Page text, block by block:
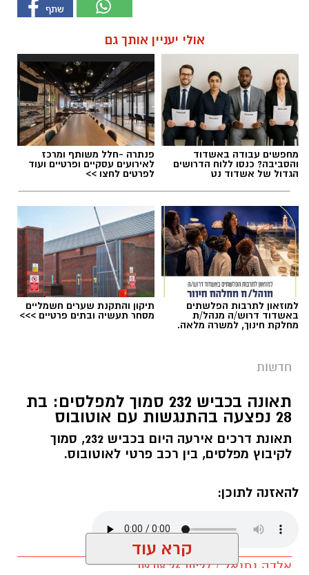
אולי יעניין אותך גם
מחפשים עבודה באשדוד
והסביבה? כנסו ללוח הדרושים
הגדול של אשדוד נט
פנתרה -חלל משותף ומרכז
לאירועים עסקיים ופרטיים ועוד
לפרטים לחצו >>
למוזאון לתרבות הפלשתים
באשדוד דרוש/ה מנהל/ת
מחלקת חינוך, למשרה מלאה.
תיקון והתקנת שערים חשמליים
מסחר תעשיה ובתים פרטיים >>>
חדשות
תאונה בכביש 232 סמוך למפלסים: בת
28 נפצעה בהתנגשות עם אוטובוס
תאונת דרכים אירעה היום בכביש 232, סמוך
לקיבוץ מפלסים, בין רכב פרטי לאוטובוס.
להאזנה לתוכן:
אלדה נתנאל / 10:27 09.08.26
קרא עוד